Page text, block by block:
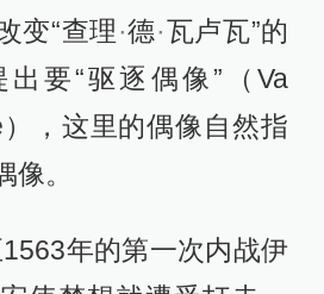
变“查理·德·瓦卢瓦”的
要“驱逐偶像”（Va
），这里的偶像自然指
。
年的第一次内战伊